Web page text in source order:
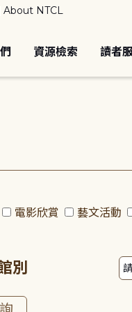
About NTCL
資源檢索 讀者
電影欣賞 藝文活動
別